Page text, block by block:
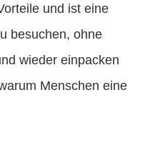
und ist eine
besuchen, ohne
wieder einpacken
Menschen eine